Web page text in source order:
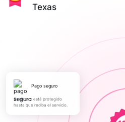
Texas
pago seguro
Su dinero está protegido
hasta que reciba el servicio.